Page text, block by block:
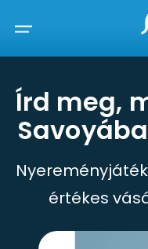
Írd meg,
értékes